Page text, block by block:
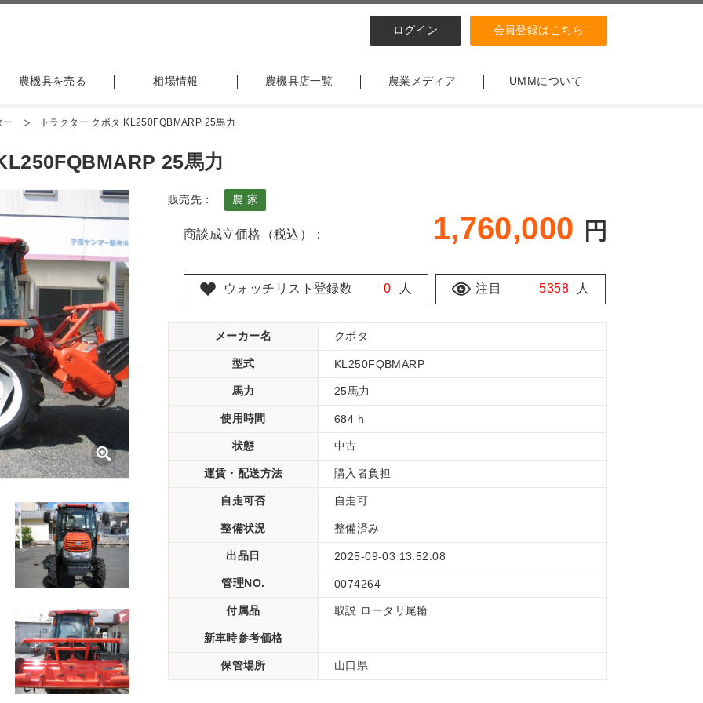
ログイン 会員登録はこちら
農機具を売る 相場情報 農機具店一覧 農業メディア UMMについて
ー トラクター クボタ KL250FQBMARP 25馬力
25馬力
販売先： 農 家
商談成立価格（税込）： 1,760,000 円
ウォッチリスト登録数 0 人 注目 5358 人
メーカー名 クボタ
型式 KL250FQBMARP
馬力 25馬力
使用時間 684 h
状態 中古
運賃・配送方法 購入者負担
自走可否 自走可
整備状況 整備済み
出品日 2025-09-03 13:52:08
管理NO. 0074264
付属品 取説 ロータリ尾輪
新車時参考価格
保管場所 山口県